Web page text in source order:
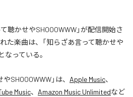
聴かせやSHOOOWWW」が配信開始さ
た楽曲は、「知らざあ言って聴かせや
なっている。
SHOOOWWW」は、 Apple Music、
Music、 Amazon Music Unlimitedなど